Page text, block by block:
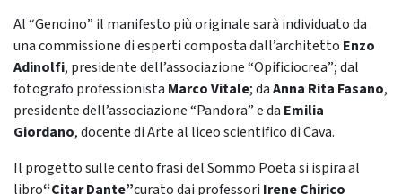
Al “Genoino” il manifesto più originale sarà individuato da
una commissione di esperti composta dall’architetto Enzo
Adinolfi, presidente dell’associazione “Opificiocrea”; dal
fotografo professionista Marco Vitale; daAnna Rita Fasano,
presidente dell’associazione “Pandora” e da Emilia
Giordano, docente di Arte al liceo scientifico di Cava.
Il progetto sulle cento frasi del Sommo Poeta si ispira al
libro“Citar Dante”curato dai professori Irene Chirico